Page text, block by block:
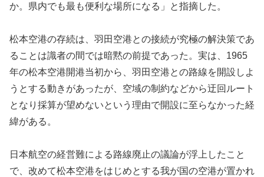
か。県内でも最も便利な場所になる」と指摘した。
松本空港の存続は、羽田空港との接続が究極の解決策であ
ることは識者の間では暗黙の前提であった。実は、1965
年の松本空港開港当初から、羽田空港との路線を開設しよ
うとする動きがあったが、空域の制約などから迂回ルート
となり採算が望めないという理由で開設に至らなかった経
緯がある。
日本航空の経営難による路線廃止の議論が浮上したこと
で、改めて松本空港をはじめとする我が国の空港が置かれ